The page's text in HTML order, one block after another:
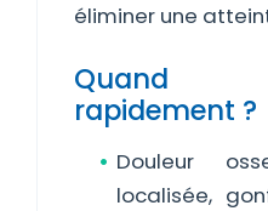
éliminer une
Quand
rapidement ?
Douleur
localisée,